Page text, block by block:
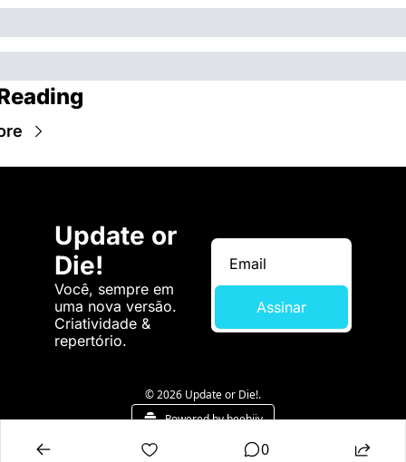
Update or
Die!
Você, sempre em
uma nova versão.
Criatividade &
repertório.
Assinar
© 2026 Update or Die!.
Powered by beehiiv
0